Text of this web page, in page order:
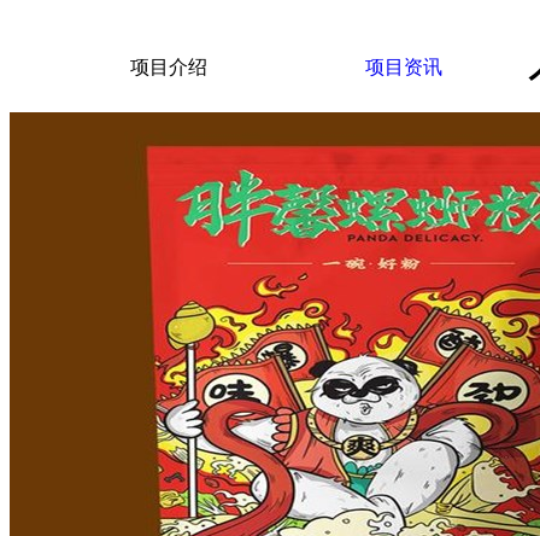
项目介绍 项目资讯